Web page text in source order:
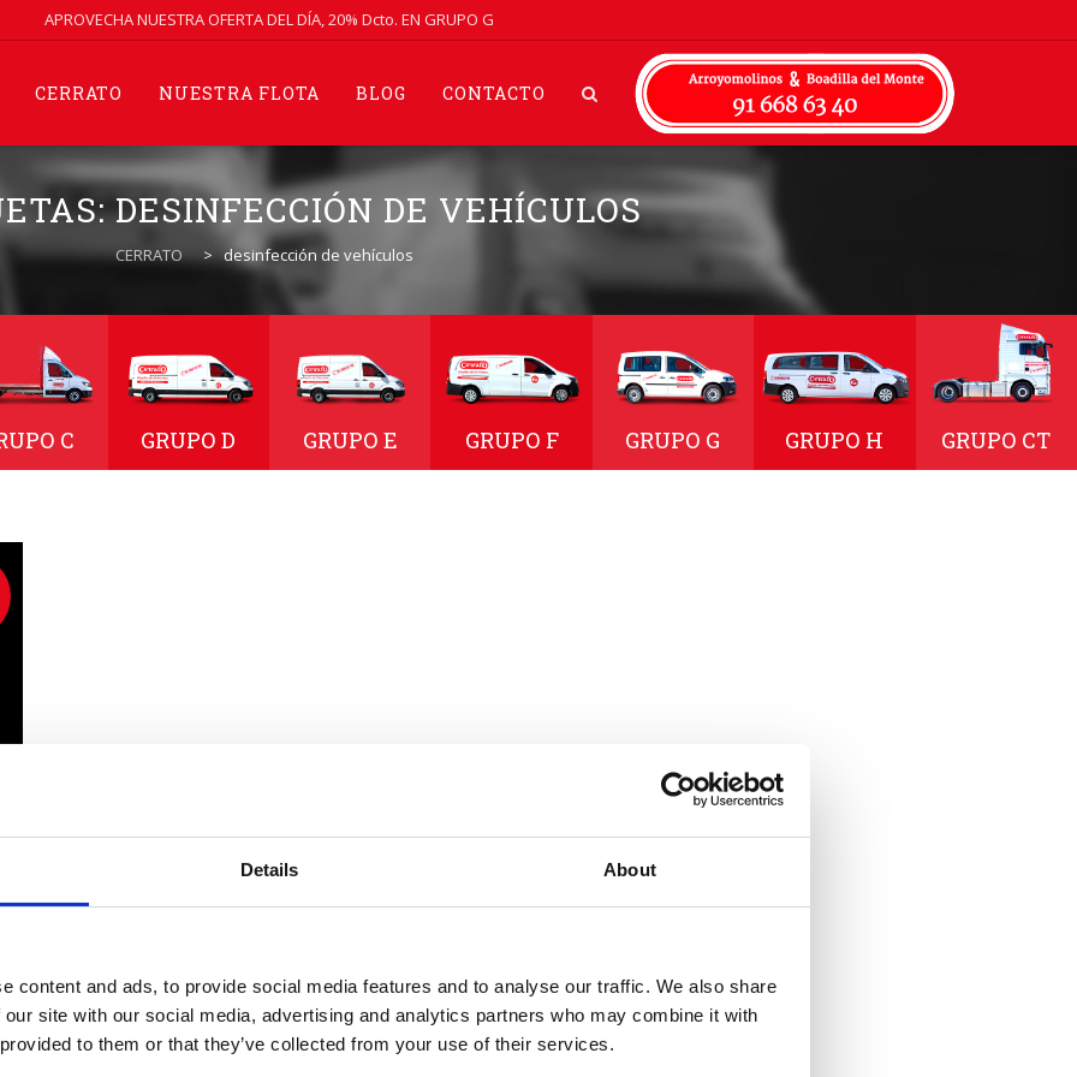
Details About
content and ads, to provide social media features and to analyse our traffic. We also share
site with our social media, advertising and analytics partners who may combine it with
to them or that they’ve collected from your use of their services.
APROVECHA NUESTRA OFERTA DEL DÍA, 20% Dcto. EN GRUPO G
CERRATO NUESTRA FLOTA BLOG CONTACTO
DESINFECCIÓN DE VEHÍCULOS
CERRATO > desinfección de vehículos